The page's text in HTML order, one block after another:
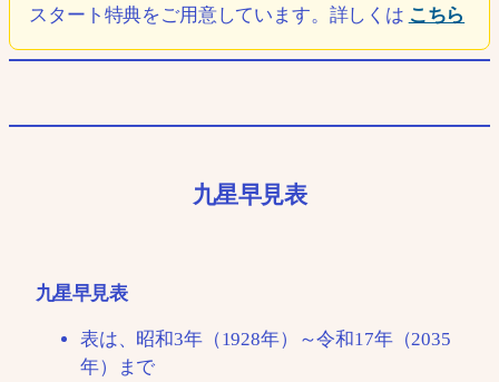
スタート特典をご用意しています。詳しくは こちら
九星早見表
九星早見表
表は、昭和3年（1928年）～令和17年（2035
年）まで